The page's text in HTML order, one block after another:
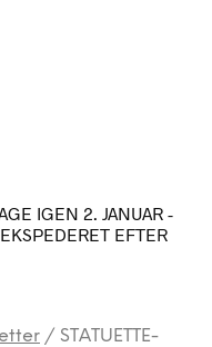
IGEN 2. JANUAR -
EFTER
/ STATUETTE-